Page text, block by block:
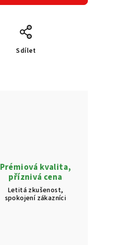
Sdílet
Prémiová kvalita,
příznivá cena
Letitá zkušenost,
spokojení zákazníci